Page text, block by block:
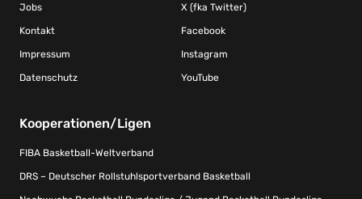
Jobs
Kontakt
Impressum
Datenschutz
X (fka Twitter)
Facebook
Instagram
YouTube
Kooperationen/Ligen
FIBA Basketball-Weltverband
DRS – Deutscher Rollstuhlsportverband Basketball